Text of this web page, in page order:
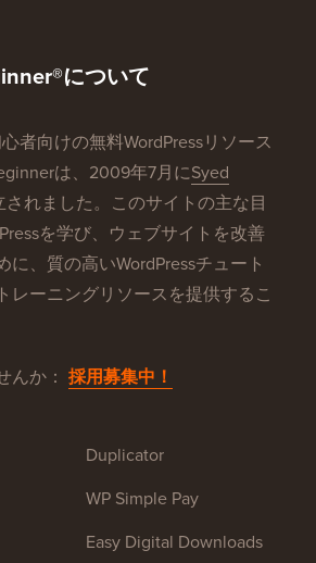
について
者向けの無料WordPressリソース
は、2009年7月にSyed
れました。このサイトの主な目
を学び、ウェブサイトを改善
に、質の高いWordPressチュート
レーニングリソースを提供するこ
んか： 採用募集中！
Duplicator
WP Simple Pay
Easy Digital Downloads